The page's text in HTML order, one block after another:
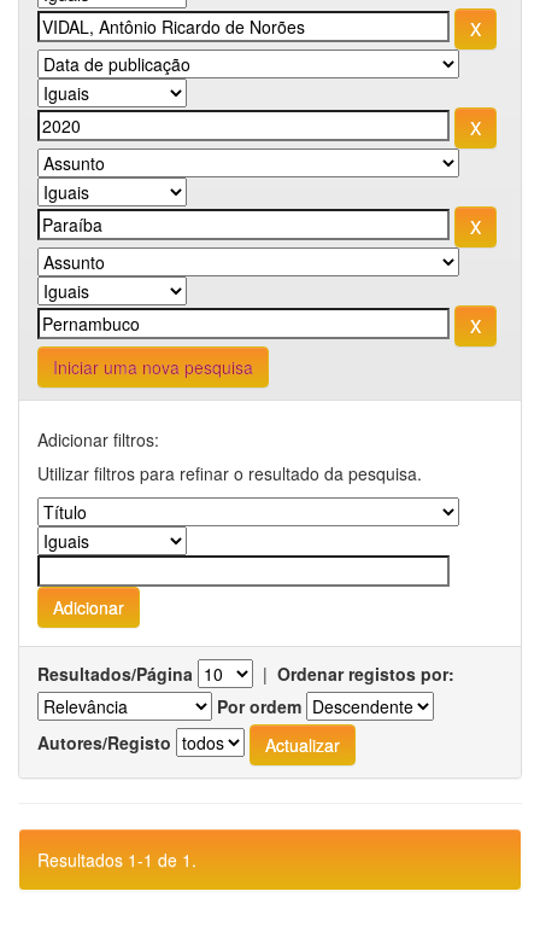
Iniciar uma nova pesquisa
Adicionar filtros:
Utilizar filtros para refinar o resultado da pesquisa.
Resultados/Página | Ordenar registos por:
Por ordem
Autores/Registo
Resultados 1-1 de 1.